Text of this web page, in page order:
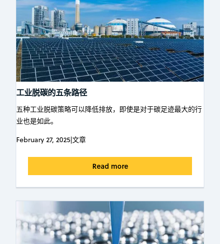
工业脱碳的五条路径
五种工业脱碳策略可以降低排放，即使是对于碳足迹最大的行
业也是如此。
February 27, 2025|文章
Read more